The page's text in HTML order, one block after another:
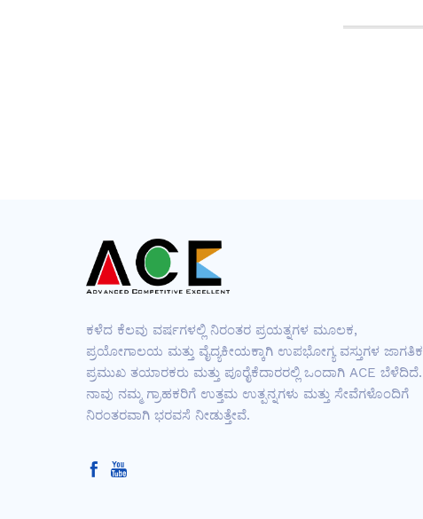
ಕಳೆದ ಕೆಲವು ವರ್ಷಗಳಲ್ಲಿ ನಿರಂತರ ಪ್ರಯತ್ನಗಳ ಮೂಲಕ,
ಪ್ರಯೋಗಾಲಯ ಮತ್ತು ವೈದ್ಯಕೀಯಕ್ಕಾಗಿ ಉಪಭೋಗ್ಯ ವಸ್ತುಗಳ ಜಾಗತಿಕ
ಪ್ರಮುಖ ತಯಾರಕರು ಮತ್ತು ಪೂರೈಕೆದಾರರಲ್ಲಿ ಒಂದಾಗಿ ACE ಬೆಳೆದಿದೆ.
ನಾವು ನಮ್ಮ ಗ್ರಾಹಕರಿಗೆ ಉತ್ತಮ ಉತ್ಪನ್ನಗಳು ಮತ್ತು ಸೇವೆಗಳೊಂದಿಗೆ
ನಿರಂತರವಾಗಿ ಭರವಸೆ ನೀಡುತ್ತೇವೆ.